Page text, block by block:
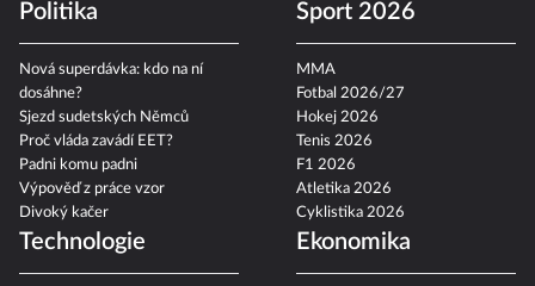
Politika
Nová superdávka: kdo na ní
dosáhne?
Sjezd sudetských Němců
Proč vláda zavádí EET?
Padni komu padni
Výpověď z práce vzor
Divoký kačer
Sport 2026
MMA
Fotbal 2026/27
Hokej 2026
Tenis 2026
F1 2026
Atletika 2026
Cyklistika 2026
Technologie Ekonomika